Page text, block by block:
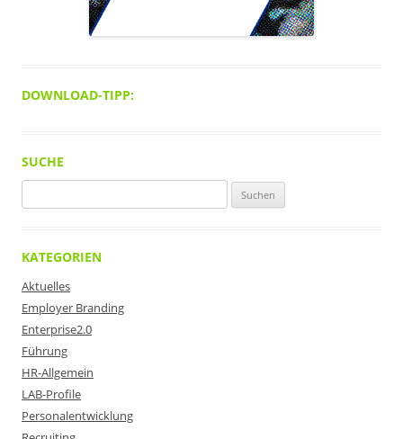
DOWNLOAD-TIPP:
SUCHE
nach:
KATEGORIEN
Aktuelles
Employer Branding
Enterprise2.0
Führung
HR-Allgemein
LAB-Profile
Personalentwicklung